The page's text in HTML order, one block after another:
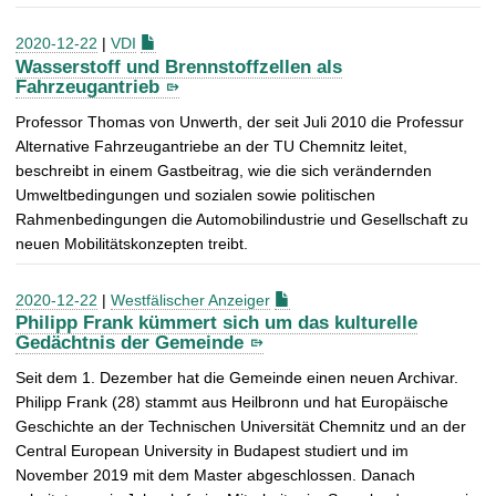
2020-12-22 | VDI
Wasserstoff und Brennstoffzellen als
Fahrzeugantrieb
Professor Thomas von Unwerth, der seit Juli 2010 die Professur
Alternative Fahrzeugantriebe an der TU Chemnitz leitet,
beschreibt in einem Gastbeitrag, wie die sich verändernden
Umweltbedingungen und sozialen sowie politischen
Rahmenbedingungen die Automobilindustrie und Gesellschaft zu
neuen Mobilitätskonzepten treibt.
2020-12-22 | Westfälischer Anzeiger
Philipp Frank kümmert sich um das kulturelle
Gedächtnis der Gemeinde
Seit dem 1. Dezember hat die Gemeinde einen neuen Archivar.
Philipp Frank (28) stammt aus Heilbronn und hat Europäische
Geschichte an der Technischen Universität Chemnitz und an der
Central European University in Budapest studiert und im
November 2019 mit dem Master abgeschlossen. Danach